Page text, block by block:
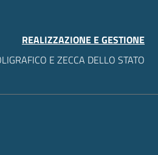
REALIZZAZIONE E GESTIONE
E ZECCA DELLO STATO